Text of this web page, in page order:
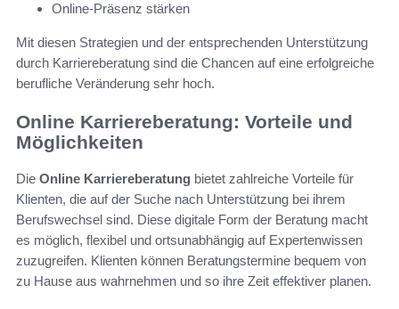
Online-Präsenz stärken
Mit diesen Strategien und der entsprechenden Unterstützung
durch Karriereberatung sind die Chancen auf eine erfolgreiche
berufliche Veränderung sehr hoch.
Online Karriereberatung: Vorteile und
Möglichkeiten
Die Online Karriereberatung bietet zahlreiche Vorteile für
Klienten, die auf der Suche nach Unterstützung bei ihrem
Berufswechsel sind. Diese digitale Form der Beratung macht
es möglich, flexibel und ortsunabhängig auf Expertenwissen
zuzugreifen. Klienten können Beratungstermine bequem von
zu Hause aus wahrnehmen und so ihre Zeit effektiver planen.